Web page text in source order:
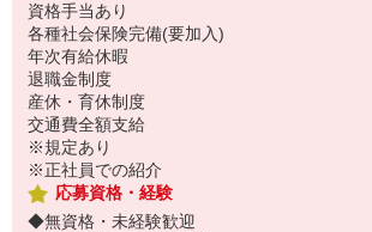
資格手当あり
各種社会保険完備(要加入)
年次有給休暇
退職金制度
産休・育休制度
交通費全額支給
※規定あり
※正社員での紹介
応募資格・経験
◆無資格・未経験歓迎